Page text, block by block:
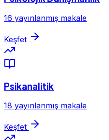
16 yayınlanmış makale
Keşfet
Psikanalitik
18 yayınlanmış makale
Keşfet